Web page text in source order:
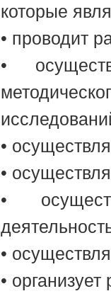
которые
• проводит
•
•
•
•
•
•